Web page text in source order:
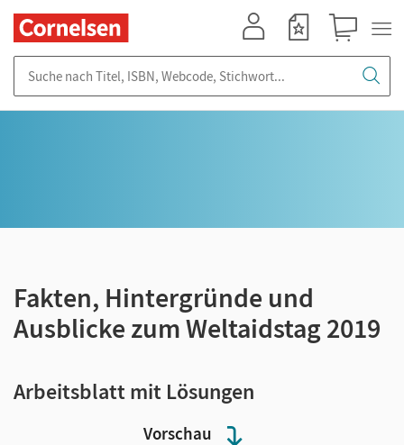
Vorschau
Fakten, Hintergründe und
Ausblicke zum Weltaidstag 2019
Arbeitsblatt mit Lösungen